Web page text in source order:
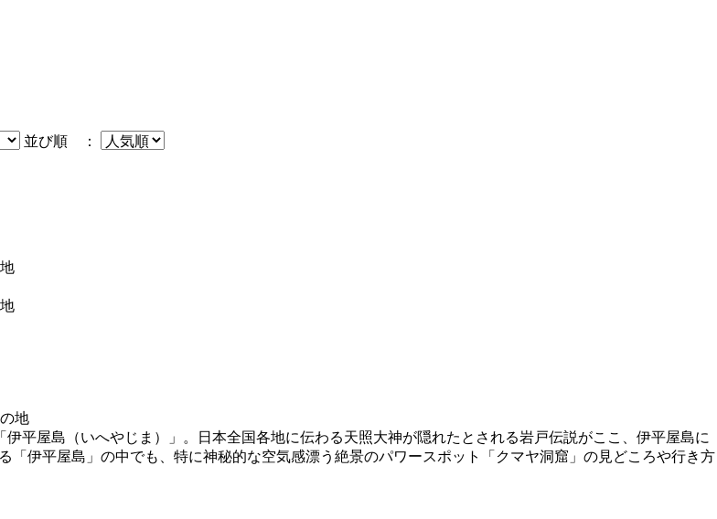
並び順 ：
平屋島（いへやじま）」。日本全国各地に伝わる天照大神が隠れたとされる岩戸伝説がここ、伊平屋島に
「伊平屋島」の中でも、特に神秘的な空気感漂う絶景のパワースポット「クマヤ洞窟」の見どころや行き方